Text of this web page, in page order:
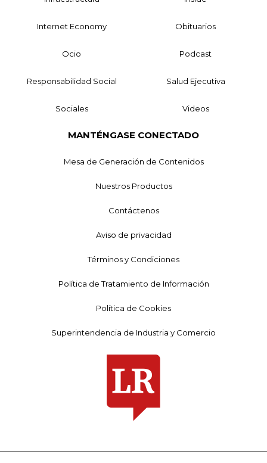
Internet Economy Obituarios
Ocio Podcast
Responsabilidad Social Salud Ejecutiva
Sociales Videos
MANTÉNGASE CONECTADO
Mesa de Generación de Contenidos
Nuestros Productos
Contáctenos
Aviso de privacidad
Términos y Condiciones
Política de Tratamiento de Información
Política de Cookies
Superintendencia de Industria y Comercio